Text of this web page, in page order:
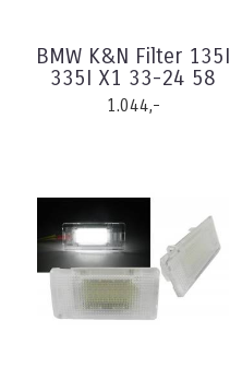
BMW K&N Filter 135I
335I X1 33-24 58
1.044,-